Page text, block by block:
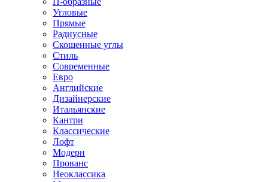
Угловые
Прямые
Радиусные
Скошенные углы
Стиль
Современные
Евро
Английские
Дизайнерские
Итальянские
Кантри
Классические
Лофт
Модерн
Прованс
Неоклассика